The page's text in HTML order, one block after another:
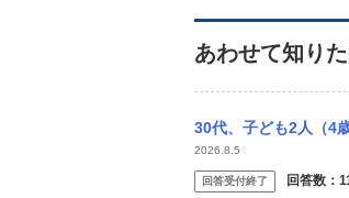
あわせて知り
30代、子ども2人（4歳・0歳）の4人家族
2026.8.5
回答受付終了 回答数：